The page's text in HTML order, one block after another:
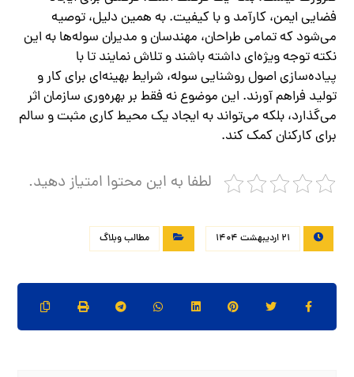
فضایی ایمن، کارآمد و با کیفیت. به همین دلیل، توصیه
می‌شود که تمامی طراحان، مهندسان و مدیران سوله‌ها به این
نکته توجه ویژه‌ای داشته باشند و تلاش نمایند تا با
پیاده‌سازی اصول روشنایی سوله، شرایط بهینه‌ای برای کار و
تولید فراهم آورند. این موضوع نه فقط بر بهره‌وری سازمان اثر
می‌گذارد، بلکه می‌تواند به ایجاد یک محیط کاری مثبت و سالم
برای کارکنان کمک کند.
لطفا به این محتوا امتیاز دهید.
21 اردیبهشت 1404 مطالب وبلاگ